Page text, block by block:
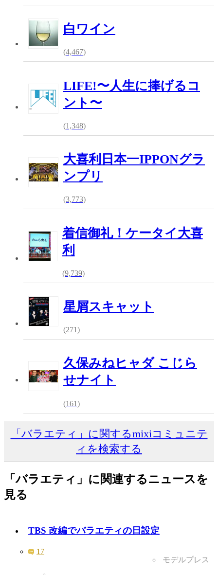
白ワイン
(4,467)
LIFE!〜人生に捧げるコ
ント〜
(1,348)
大喜利日本一IPPONグラ
ンプリ
(3,773)
着信御礼！ケータイ大喜
利
(9,739)
星屑スキャット
(271)
久保みねヒャダ こじら
せナイト
(161)
「バラエティ」に関するmixiコミュニテ
ィを検索する
「バラエティ」に関連するニュースを
見る
TBS 改編でバラエティの日設定
17
モデルプレス